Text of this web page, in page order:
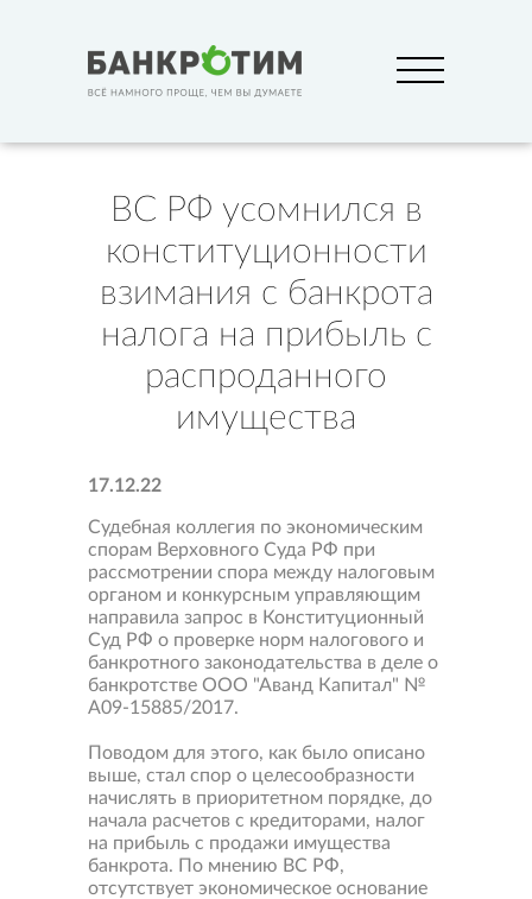
ВС РФ усомнился в
конституционности
взимания с банкрота
налога на прибыль с
распроданного
имущества
17.12.22
Судебная коллегия по экономическим
спорам Верховного Суда РФ при
рассмотрении спора между налоговым
органом и конкурсным управляющим
направила запрос в Конституционный
Суд РФ о проверке норм налогового и
банкротного законодательства в деле о
банкротстве ООО "Аванд Капитал" №
А09-15885/2017.
Поводом для этого, как было описано
выше, стал спор о целесообразности
начислять в приоритетном порядке, до
начала расчетов с кредиторами, налог
на прибыль с продажи имущества
банкрота. По мнению ВС РФ,
отсутствует экономическое основание